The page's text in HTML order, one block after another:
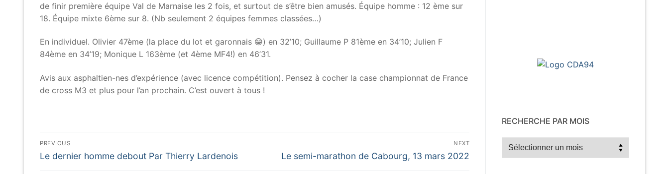
de finir première équipe Val de Marnaise les 2 fois, et surtout de s’être bien amusés. Équipe homme : 12 ème sur
18. Équipe mixte 6ème sur 8. (Nb seulement 2 équipes femmes classées…)
En individuel. Olivier 47ème (la place du lot et garonnais 😁) en 32’10; Guillaume P 81ème en 34’10; Julien F
84ème en 34’19; Monique L 163ème (et 4ème MF4!) en 46’31.
Avis aux asphaltien-nes d’expérience (avec licence compétition). Pensez à cocher la case championnat de France
de cross M3 et plus pour l’an prochain. C’est ouvert à tous !
Navigation
de
PREVIOUS
Previous
Le dernier homme debout Par Thierry Lardenois
NEXT
Next
Le semi-marathon de Cabourg, 13 mars 2022
RECHERCHE PAR MOIS
Recherche